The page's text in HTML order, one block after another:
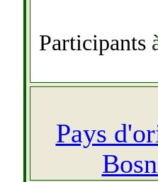
Participants
Pays